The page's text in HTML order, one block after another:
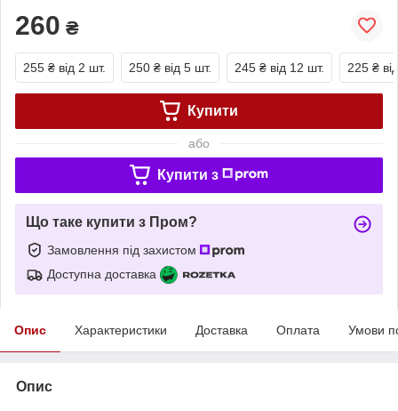
260 ₴
255 ₴ від 2 шт. 250 ₴ від 5 шт. 245 ₴ від 12 шт. 225 ₴
Купити
або
Купити з
Що таке купити з Пром?
Замовлення під захистом
Доступна доставка
Опис Характеристики Доставка Оплата Умови
Опис